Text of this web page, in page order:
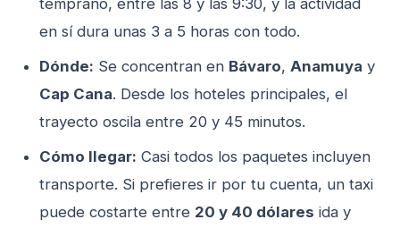
en sí dura unas 3 a 5 horas con todo.
Dónde: Se concentran en Bávaro, Anamuya y
Cap Cana. Desde los hoteles principales, el
trayecto oscila entre 20 y 45 minutos.
Cómo llegar: Casi todos los paquetes incluyen
transporte. Si prefieres ir por tu cuenta, un taxi
puede costarte entre 20 y 40 dólares ida y